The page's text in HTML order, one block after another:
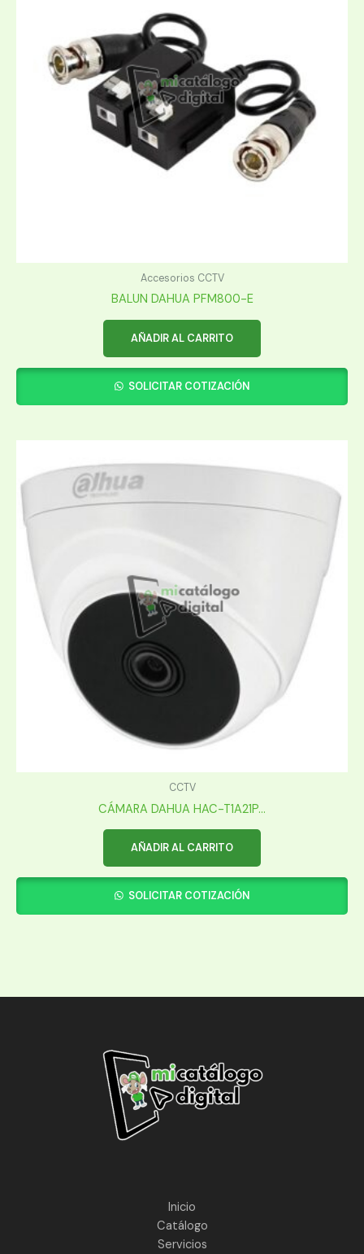
Accesorios CCTV
BALUN DAHUA PFM800-E
AÑADIR AL CARRITO
SOLICITAR COTIZACIÓN
CCTV
CÁMARA DAHUA HAC-T1A21P...
AÑADIR AL CARRITO
SOLICITAR COTIZACIÓN
Inicio
Catálogo
Servicios